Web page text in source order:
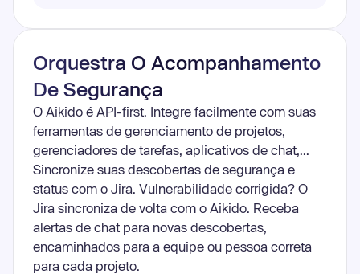
Orquestra O Acompanhamento
De Segurança
O Aikido é API-first. Integre facilmente com suas
ferramentas de gerenciamento de projetos,
gerenciadores de tarefas, aplicativos de chat,...
Sincronize suas descobertas de segurança e
status com o Jira. Vulnerabilidade corrigida? O
Jira sincroniza de volta com o Aikido. Receba
alertas de chat para novas descobertas,
encaminhados para a equipe ou pessoa correta
para cada projeto.